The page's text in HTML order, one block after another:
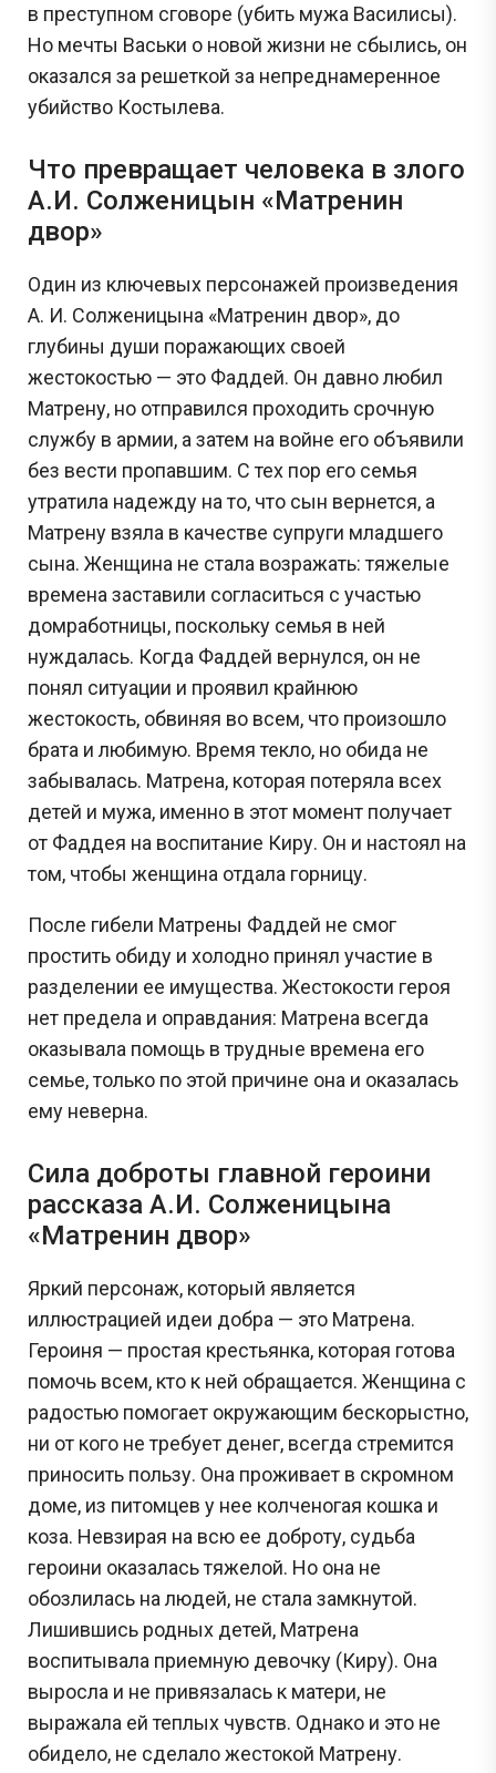
в преступном сговоре (убить мужа Василисы).
Но мечты Васьки о новой жизни не сбылись, он
оказался за решеткой за непреднамеренное
убийство Костылева.
Что превращает человека в злого
А.И. Солженицын «Матренин
двор»
Один из ключевых персонажей произведения
А. И. Солженицына «Матренин двор», до
глубины души поражающих своей
жестокостью — это Фаддей. Он давно любил
Матрену, но отправился проходить срочную
службу в армии, а затем на войне его объявили
без вести пропавшим. С тех пор его семья
утратила надежду на то, что сын вернется, а
Матрену взяла в качестве супруги младшего
сына. Женщина не стала возражать: тяжелые
времена заставили согласиться с участью
домработницы, поскольку семья в ней
нуждалась. Когда Фаддей вернулся, он не
понял ситуации и проявил крайнюю
жестокость, обвиняя во всем, что произошло
брата и любимую. Время текло, но обида не
забывалась. Матрена, которая потеряла всех
детей и мужа, именно в этот момент получает
от Фаддея на воспитание Киру. Он и настоял на
том, чтобы женщина отдала горницу.
После гибели Матрены Фаддей не смог
простить обиду и холодно принял участие в
разделении ее имущества. Жестокости героя
нет предела и оправдания: Матрена всегда
оказывала помощь в трудные времена его
семье, только по этой причине она и оказалась
ему неверна.
Сила доброты главной героини
рассказа А.И. Солженицына
«Матренин двор»
Яркий персонаж, который является
иллюстрацией идеи добра — это Матрена.
Героиня — простая крестьянка, которая готова
помочь всем, кто к ней обращается. Женщина с
радостью помогает окружающим бескорыстно,
ни от кого не требует денег, всегда стремится
приносить пользу. Она проживает в скромном
доме, из питомцев у нее колченогая кошка и
коза. Невзирая на всю ее доброту, судьба
героини оказалась тяжелой. Но она не
обозлилась на людей, не стала замкнутой.
Лишившись родных детей, Матрена
воспитывала приемную девочку (Киру). Она
выросла и не привязалась к матери, не
выражала ей теплых чувств. Однако и это не
обидело, не сделало жестокой Матрену.
Сливы ЕГЭ в Telegram
*
Подпишись и получай бесплатно
задания с Дальнего востока!